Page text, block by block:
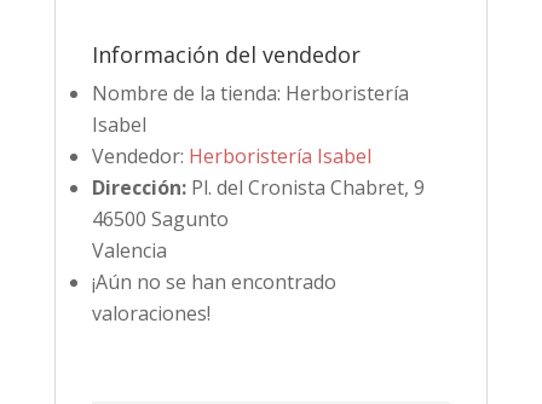
Información del vendedor
Nombre de la tienda: Herboristería
Isabel
Vendedor: Herboristería Isabel
Dirección: Pl. del Cronista Chabret, 9
46500 Sagunto
Valencia
¡Aún no se han encontrado
valoraciones!